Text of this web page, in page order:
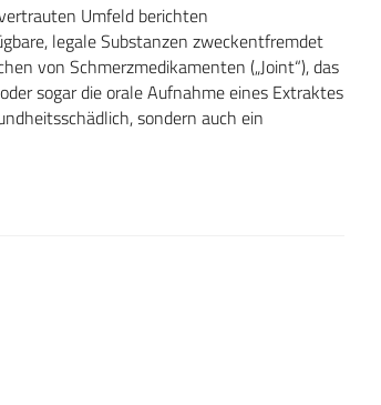
Umfeld berichten
legale Substanzen zweckentfremdet
von Schmerzmedikamenten („Joint“), das
sogar die orale Aufnahme eines Extraktes
sondern auch ein